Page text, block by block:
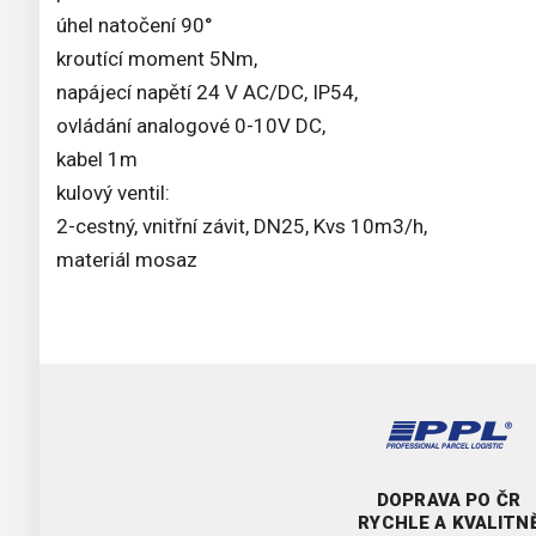
úhel natočení 90°
kroutící moment 5Nm,
napájecí napětí 24 V AC/DC, IP54,
ovládání analogové 0-10V DC,
kabel 1m
kulový ventil:
2-cestný, vnitřní závit, DN25, Kvs 10m3/h,
materiál mosaz
DOPRAVA PO ČR
RYCHLE A